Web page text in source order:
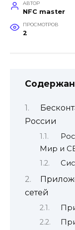
АВТОР
NFC master
ПРОСМОТРОВ
2
России
Мир и
сетей